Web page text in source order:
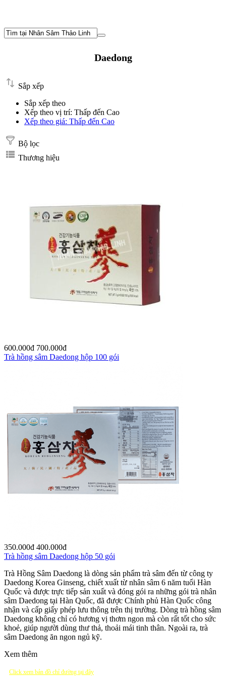
Daedong
Sắp xếp
Sắp xếp theo
Xếp theo vị trí: Thấp đến Cao
Xếp theo giá: Thấp đến Cao
Bộ lọc
Thương hiệu
600.000đ 700.000đ
Trà hồng sâm Daedong hộp 100 gói
350.000đ 400.000đ
Trà hồng sâm Daedong hộp 50 gói
Trà Hồng Sâm Daedong là dòng sản phẩm trà sâm đến từ công ty
Daedong Korea Ginseng, chiết xuất từ nhân sâm 6 năm tuổi Hàn
Quốc và được trực tiếp sản xuất và đóng gói ra những gói trà nhân
sâm Daedong tại Hàn Quốc, đã được Chính phủ Hàn Quốc công
nhận và cấp giấy phép lưu thông trên thị trường. Dòng trà hồng sâm
Daedong không chỉ có hương vị thơm ngon mà còn rất tốt cho sức
khoẻ, giúp người dùng thư thả, thoải mái tinh thân. Ngoài ra, trà
sâm Daedong ăn ngon ngủ kỹ.
Xem thêm
Click xem bản đồ chỉ đường tại đây